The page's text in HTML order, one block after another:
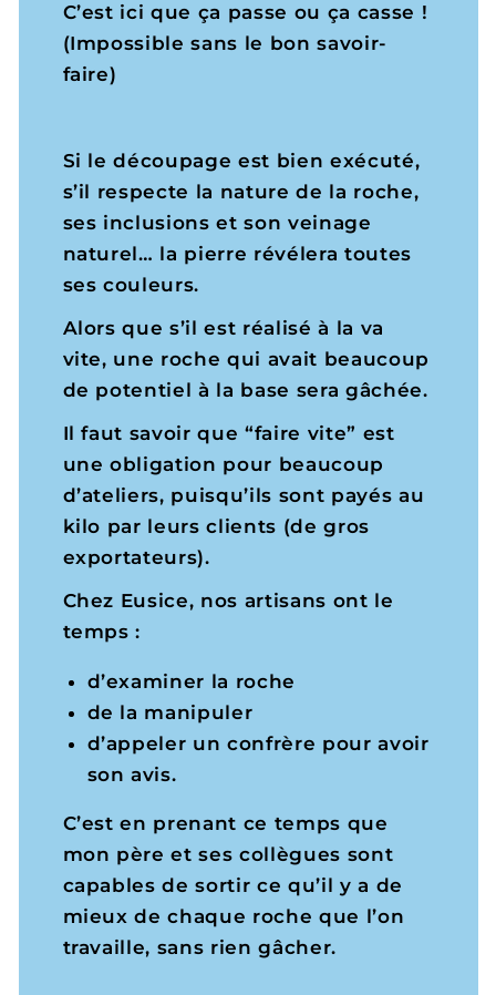
C’est ici que ça passe ou ça casse !
(Impossible sans le bon savoir-
faire)
Si le découpage est bien exécuté,
s’il respecte la nature de la roche,
ses inclusions et son veinage
naturel… la pierre révélera toutes
ses couleurs.
Alors que s’il est réalisé à la va
vite, une roche qui avait beaucoup
de potentiel à la base sera gâchée.
Il faut savoir que “faire vite” est
une obligation pour beaucoup
d’ateliers, puisqu’ils sont payés au
kilo par leurs clients (de gros
exportateurs).
Chez Eusice, nos artisans ont le
temps :
d’examiner la roche
de la manipuler
d’appeler un confrère pour avoir
son avis.
C’est en prenant ce temps que
mon père et ses collègues sont
capables de sortir ce qu’il y a de
mieux de chaque roche que l’on
travaille, sans rien gâcher.